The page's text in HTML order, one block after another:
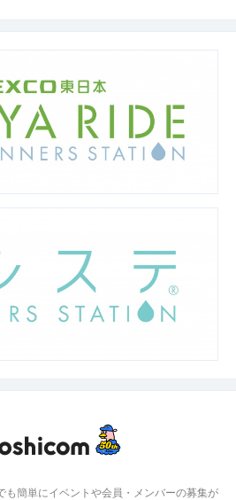
も簡単にイベントや会員・メンバーの募集が